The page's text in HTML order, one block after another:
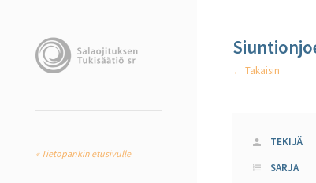
« Tietopankin etusivulle
← Takaisin
TEKIJÄ
SARJA